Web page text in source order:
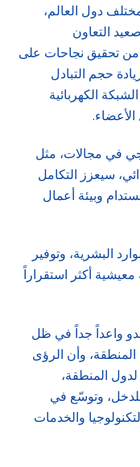
دول العالم،
التعاون
من تحقيق نجاحات على
حجم التبادل
الكهربائية
الأعضاء.
في مجالات، مثل
سيعزز التكامل
وبيئة أعمال
البشرية، وتوفير
أكثر استقراراً
واعداً جداً في ظل
المنطقة، وأن الرؤى
المنطقة،
وتوسّع في
والخدمات